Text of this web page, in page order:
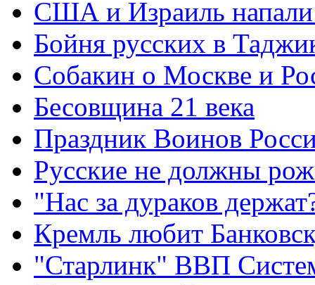
США и Израиль
Бойня русских в
Собакин о Москве и
Бесовщина 21 века
Праздник Воинов
Русские не должны
"Нас за дураков
Кремль любит
"Старлинк" ВВП